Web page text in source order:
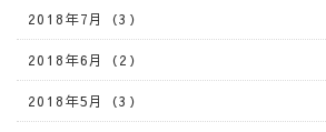
2018年7月（3）
2018年6月（2）
2018年5月（3）